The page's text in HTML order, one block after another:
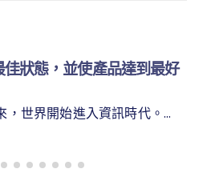
狀態，並使產品達到最好
，世界開始進入資訊時代。...